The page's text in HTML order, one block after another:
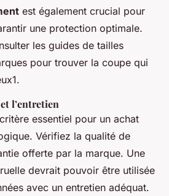
est également crucial pour
une protection optimale.
les guides de tailles
pour trouver la coupe qui
l’entretien
essentiel pour un achat
Vérifiez la qualité de
offerte par la marque. Une
devrait pouvoir être utilisée
avec un entretien adéquat.